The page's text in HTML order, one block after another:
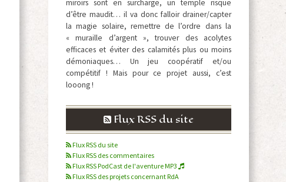
miroirs sont en surcharge, un temple risque
d’être maudit… il va donc falloir drainer/capter
la magie solaire, remettre de l’ordre dans la
« muraille d’argent », trouver des acolytes
efficaces et éviter des calamités plus ou moins
démoniaques… Un jeu coopératif et/ou
compétitif ! Mais pour ce projet aussi, c’est
looong !
Flux RSS du site
Flux RSS du site
Flux RSS des commentaires
Flux RSS PodCast de l'aventure MP3
Flux RSS des projets concernant RdA